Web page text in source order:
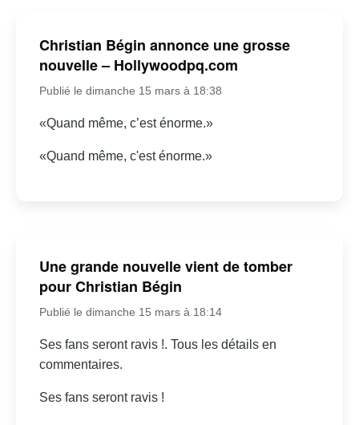
Christian Bégin annonce une grosse
nouvelle – Hollywoodpq.com
Publié le dimanche 15 mars à 18:38
«Quand même, c’est énorme.»
«Quand même, c'est énorme.»
Une grande nouvelle vient de tomber
pour Christian Bégin
Publié le dimanche 15 mars à 18:14
Ses fans seront ravis !. Tous les détails en
commentaires.
Ses fans seront ravis !